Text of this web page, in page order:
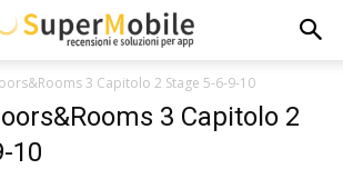
3 Capitolo 2 Stage 5-6-9-10
3 Capitolo 2
10